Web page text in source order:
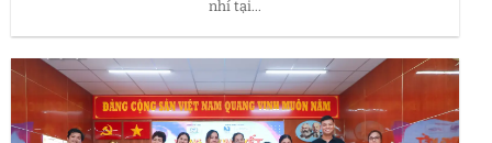
nhí tại...